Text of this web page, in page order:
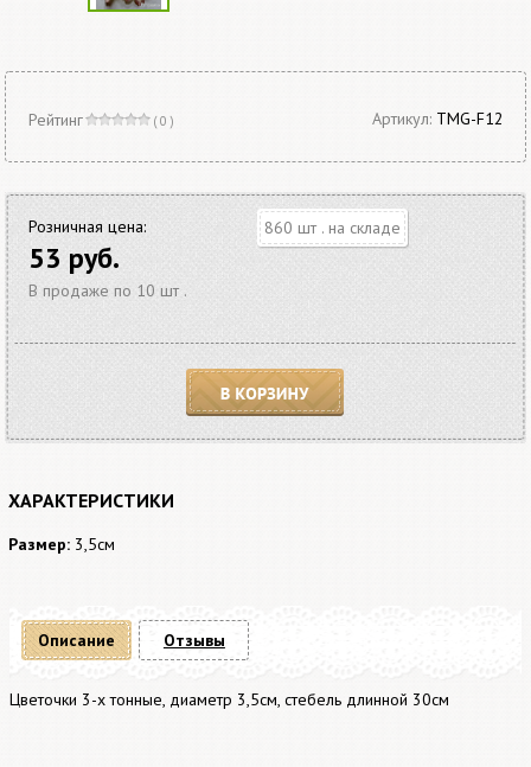
Рейтинг ( 0 ) Артикул: TMG-F12
Розничная цена:
53 руб.
В продаже по 10 шт .
860 шт . на складе
ХАРАКТЕРИСТИКИ
Размер: 3,5см
Описание
Цветочки 3-х тонные, диаметр 3,5см, стебель длинной 30см
Отзывы